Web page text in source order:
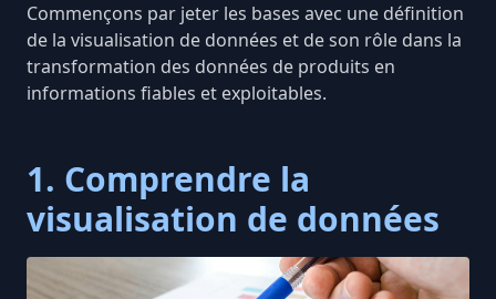
Commençons par jeter les bases avec une définition
de la visualisation de données et de son rôle dans la
transformation des données de produits en
informations fiables et exploitables.
1. Comprendre la
visualisation de données